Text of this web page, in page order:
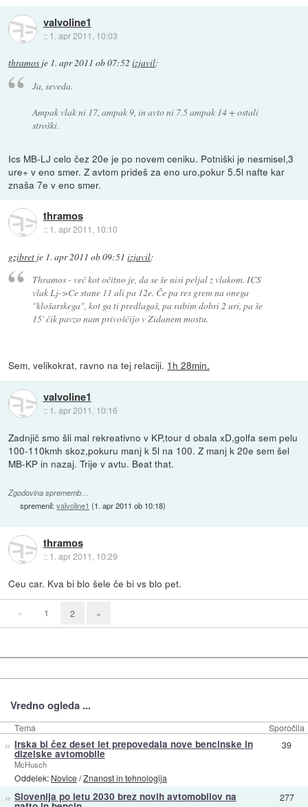
valvoline1
:: 1. apr 2011, 10:03
thramos je 1. apr 2011 ob 07:52 izjavil:
Ja, seveda.
Ampak vlak ni 17, ampak 9, in avto ni 7.5 ampak 14 + ostali
stroški.
Ics MB-LJ celo čez 20e je po novem ceniku. Potniški je nesmisel,3
ure+ v eno smer. Z avtom prideš za eno uro,pokur 5.5l nafte kar
znaša 7e v eno smer.
thramos
:: 1. apr 2011, 10:10
gzibret je 1. apr 2011 ob 09:51 izjavil:
Thramos - več kot očitno je, da se še nisi peljal z vlakom. ICS
vlak Lj->Ce stane 11 ali pa 12e. Če pa res grem na onega
"klošarskega", kot ga ti predlagaš, pa rabim dobri 2 uri, pa še
15' čik pavzo nam privoščijo v Zidanem mostu.
Sem, velikokrat, ravno na tej relaciji. 1h 28min.
valvoline1
:: 1. apr 2011, 10:16
Zadnjič smo šli mal rekreativno v KP,tour d obala xD,golfa sem pelu
100-110kmh skoz,pokuru manj k 5l na 100. Z manj k 20e sem šel
MB-KP in nazaj. Trije v avtu. Beat that.
Zgodovina sprememb…
spremenil:valvoline1 (1. apr 2011 ob 10:18)
thramos
:: 1. apr 2011, 10:29
Ceu car. Kva bi blo šele če bi vs blo pet.
« 1 2 »
Vredno ogleda ...
Tema Sporočila
» Irska bi čez deset let prepovedala nove bencinske in
dizelske avtomobile
McHusch
Oddelek: Novice/Znanost in tehnologija
39
» Slovenija po letu 2030 brez novih avtomobilov na 277